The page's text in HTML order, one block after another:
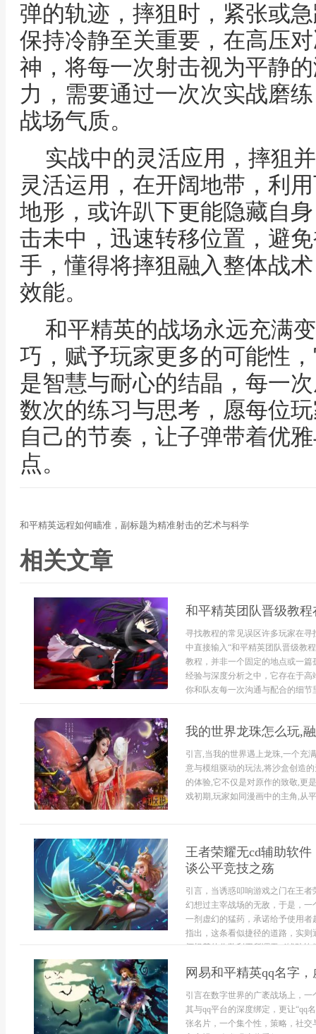
弹的轨迹，摔狙时，紧张或
保持冷静至关重要，在高压
神，将每一次射击视为平静
力，需要通过一次次实战磨
战场气质。
实战中的灵活应用，摔狙
灵活运用，在开阔地带，利
地形，或许趴下更能隐藏自
击未中，迅速转移位置，避
手，懂得将摔狙融入整体战
效能。
和平精英的战场永远充满
巧，赋予玩家更多的可能性
是智慧与耐心的结晶，每一
数次的练习与思考，愿每位
自己的节奏，让子弹带着优
点。
和平精英远程如何瞄准，副标题为精准射击的艺术与科学
相关文章
和平精英团队晋级教
寻找教程的常见误区许多玩家在
中直接输入“和平精英团队晋级教
教程，并非一个固定的地点或一
经验与深度分析之中，它存在于
你和队友每一次沟通与配合的细节
我的世界龙珠怎么玩,
引言,当我的世界遇上龙珠,一个充
意与模组驱动的玩法,将沙盒创造
的体验,它不仅是对原作的致敬,更
戏初期,玩家如同漫画中的主角,从
王者荣耀无cd辅助软
谈公平竞技之殇
引言，当诱惑叩响游戏之门在王
幻想过主宰战场的无敌，于是，
一剂虚幻的猛药，承诺给予使用
指出，这条看似捷径的道路，实
坏根基的作弊利刃所谓无cd辅助软
网易和平精英qq名字
引言在数字世界的广袤战场上，
其与qq平台的深度绑定，更让“qq
张名片，一个集个性，策略，社